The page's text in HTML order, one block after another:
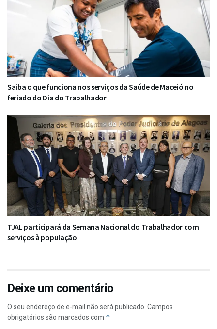
Saiba o que funciona nos serviços da Saúde de Maceió no
feriado do Dia do Trabalhador
TJAL participará da Semana Nacional do Trabalhador com
serviços à população
Deixe um comentário
O seu endereço de e-mail não será publicado. Campos
obrigatórios são marcados com *